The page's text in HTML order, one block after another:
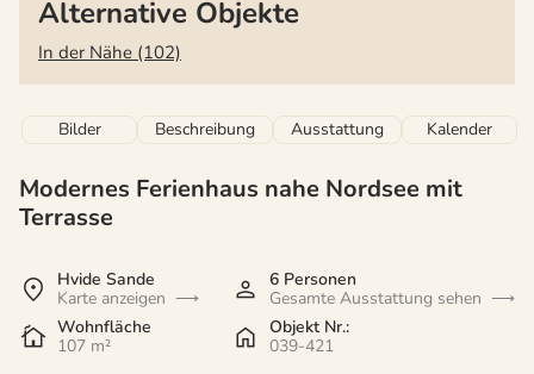
Alternative Objekte
In der Nähe (102)
Bilder Beschreibung Ausstattung Kalender
Modernes Ferienhaus nahe Nordsee mit
Terrasse
Hvide Sande
Karte anzeigen
6 Personen
Gesamte Ausstattung sehen
Wohnfläche
107 m²
Objekt Nr.:
039-421